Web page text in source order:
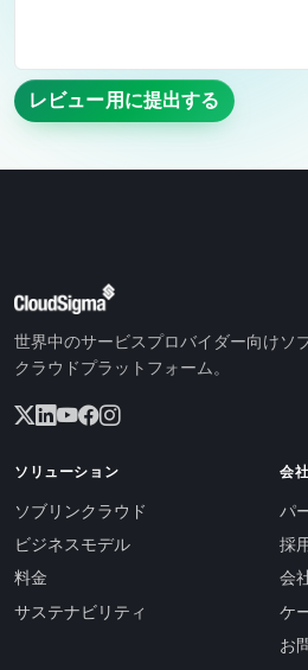
レビュー用に提出する
世界中のサービスプロバイダー向けソ
クラウドプラットフォーム。
ソリューション
ソブリンクラウド
ビジネスモデル
料金
サステナビリティ
会社
パ
採
会
ケ
お